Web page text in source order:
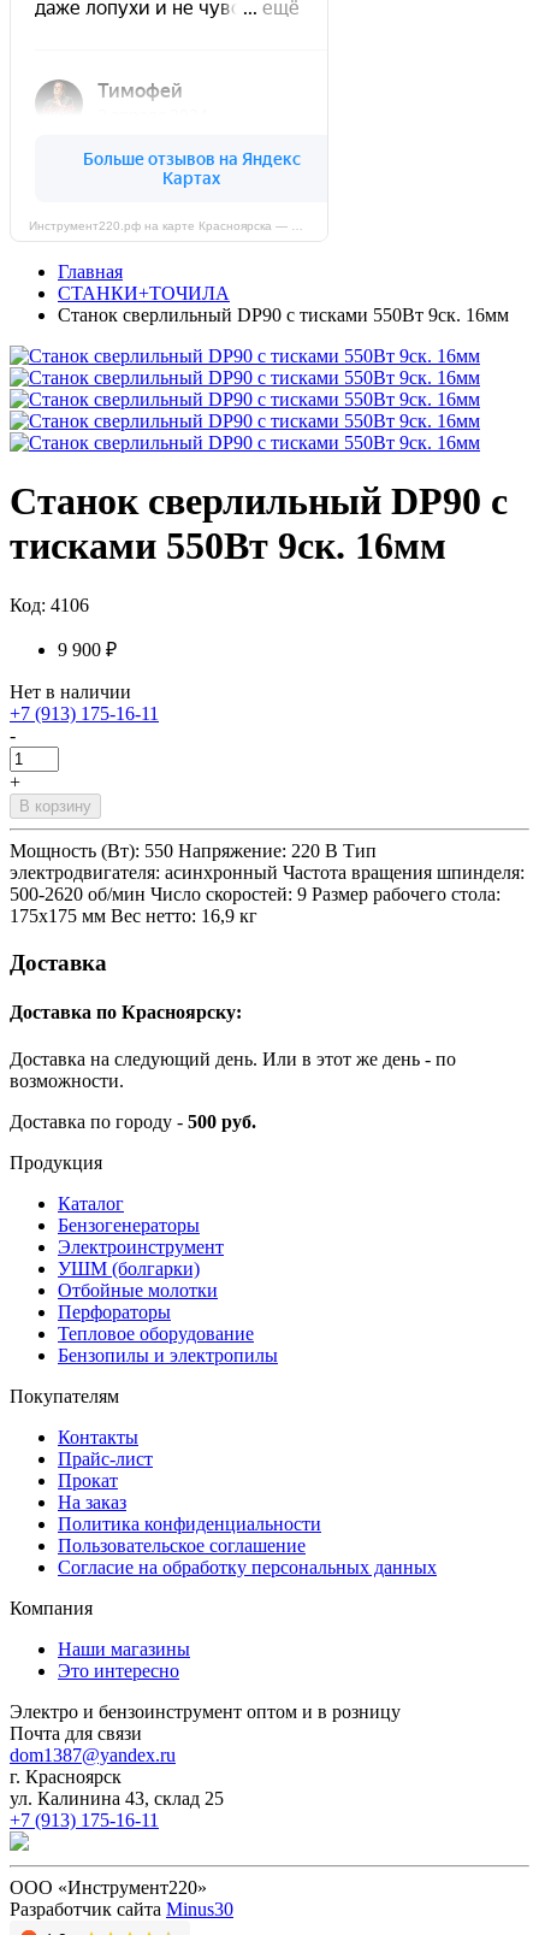
Главная
СТАНКИ+ТОЧИЛА
Станок сверлильный DP90 с тисками 550Вт 9ск. 16мм
Станок сверлильный DP90 с
тисками 550Вт 9ск. 16мм
Код: 4106
9 900 ₽
Нет в наличии
+7 (913) 175-16-11
-
+
В корзину
Мощность (Вт): 550 Напряжение: 220 В Тип
электродвигателя: асинхронный Частота вращения шпинделя:
500-2620 об/мин Число скоростей: 9 Размер рабочего стола:
175х175 мм Вес нетто: 16,9 кг
Доставка
Доставка по Красноярску:
Доставка на следующий день. Или в этот же день - по
возможности.
Доставка по городу - 500 руб.
Продукция
Каталог
Бензогенераторы
Электроинструмент
УШМ (болгарки)
Отбойные молотки
Перфораторы
Тепловое оборудование
Бензопилы и электропилы
Покупателям
Контакты
Прайс-лист
Прокат
На заказ
Политика конфиденциальности
Пользовательское соглашение
Согласие на обработку персональных данных
Компания
Наши магазины
Это интересно
Электро и бензоинструмент оптом и в розницу
Почта для связи
dom1387@yandex.ru
г. Красноярск
ул. Калинина 43, склад 25
+7 (913) 175-16-11
ООО «Инструмент220»
Разработчик сайта Minus30